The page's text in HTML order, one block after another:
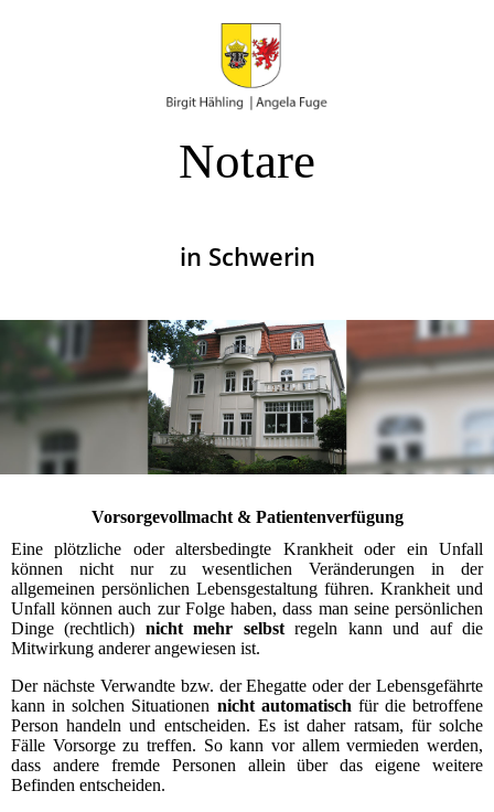
Notare
in Schwerin
Vorsorgevollmacht & Patientenverfügung
Eine plötzliche oder altersbedingte Krankheit oder ein Unfall
können nicht nur zu wesentlichen Veränderungen in der
allgemeinen persönlichen Lebensgestaltung führen. Krankheit und
Unfall können auch zur Folge haben, dass man seine persönlichen
Dinge (rechtlich) nicht mehr selbstregeln kann und auf die
Mitwirkung anderer angewiesen ist.
Der nächste Verwandte bzw. der Ehegatte oder der Lebensgefährte
kann in solchen Situationen nicht automatisch für die betroffene
Person handeln und entscheiden. Es ist daher ratsam, für solche
Fälle Vorsorge zu treffen. So kann vor allem vermieden werden,
dass andere fremde Personen allein über das eigene weitere
Befinden entscheiden.